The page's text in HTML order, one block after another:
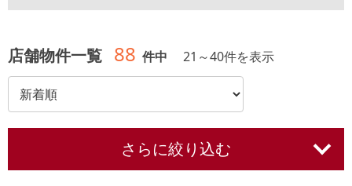
店舗物件一覧 88 件中 21 ～40件を表示
さらに絞り込む